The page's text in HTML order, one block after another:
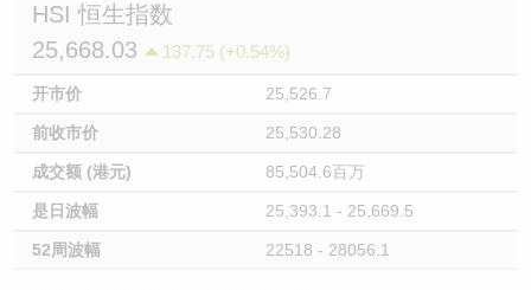
HSI 恒生指数
25,668.03
137.75 (+0.54%)
开市价 25,526.7
前收市价 25,530.28
成交额 (港元) 85,504.6百万
是日波幅 25,393.1 - 25,669.5
52周波幅 22518 - 28056.1